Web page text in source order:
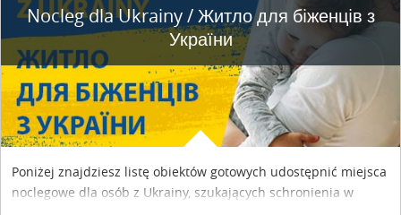
Nocleg dla Ukrainy / Житло для бiженцiв з
України
Poniżej znajdziesz listę obiektów gotowych udostępnić miejsca
noclegowe dla osób z Ukrainy, szukających schronienia w